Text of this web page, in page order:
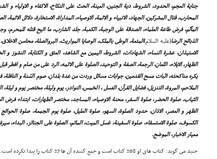
جنایة العجم، الحدود، الشروط، دیة الجنین، العینة، الحث على النکاح، الاکفاء و الاولیاء و
المحارب، قتال المشرکین، الجهاد، الانبیاء و الائمة، الاوصیاء، المداراة، الاستخارة، دلائل
المآثم، فرض طاعة العلماء، الصدقة على الوجبة، الکعبة، جلد الشارب، ما اتیح قتله للمحرم،
الذبائح الرضا(علیه السلام)المتعة، الوطى بالملک، الوصایا المواریث، البروالصلة، محاسن
الاستیذان، عشرة النساء، الشهادات، الشروط، الیمین مع الشاهد، العتق و الکتابة، النشوز و
الظهار، الایلاء، اللعان، الرجعة، الصفة و التوحید، الصلوة على الائمه، الرد على من صام و افطر
یکره مناکحته، اثبات مسح القدمین، جوابات مسائل وردت من عدة بلدان، صوم السّنة و النافلة،
الملاحم، المروة، التنزیل، فضایل القرآن، الغسل ، الخمس، النوادر، یوم ولیلة، مختصر یوم و لیلة،
الثیاب، صلوة الحضر، صلوة السفر، محنة الاوصیاء، المساجد، مختصر الطهارات، ابتداء فرض
الظهر و العصر، الاذان، حدود الصلوة، السهو، صلوة العلیل، صلوة یوم الجمعة، صلوة
الکسوف، صلوة الاستسقاء، صلوة السفینة، غسل المیت، الماتم، الصلوة على الجنائز، البداء،
معیار الاخبار، الموضح.
جنید مى گوید: کتاب هاى او 208 کتاب است و جمع کننده آن ها 27 کتاب را پیدا نکرده است.